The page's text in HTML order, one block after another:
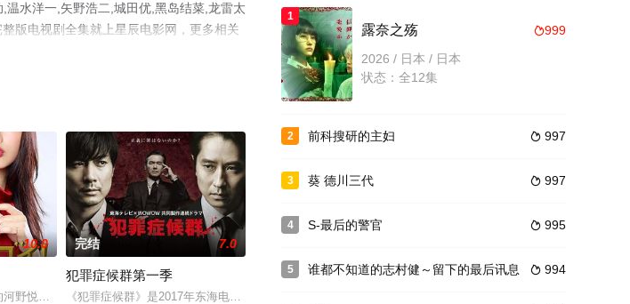
水洋一,矢野浩二,城田优,黑岛结菜,龙雷太
版电视剧全集就上星辰电影网，更多相关
公である東ヶ丘高校水泳部の榊秀平役を
真工作而被人信赖。但是，多家良有着无人知晓的过去与背后的一面......那就是
10.0
野悦子（石原里美 饰），一直梦想着能够成为顶尖时尚杂志《Lassy》的编辑。经过屡战屡败的面试后，她终于如愿以偿
完结 7.0
犯罪症候群第一季
《犯罪症候群》是2017年东海电视台与WOWOW共同製作的日剧，改编自贯井德郎推理症候群系列三部曲。
1
999
露奈之殇
2026 / 日本 / 日本
状态：全12集
2  997
前科搜研的主妇
3  997
葵 德川三代
4  995
S-最后的警官
5  994
谁都不知道的志村健～留下的最后讯息